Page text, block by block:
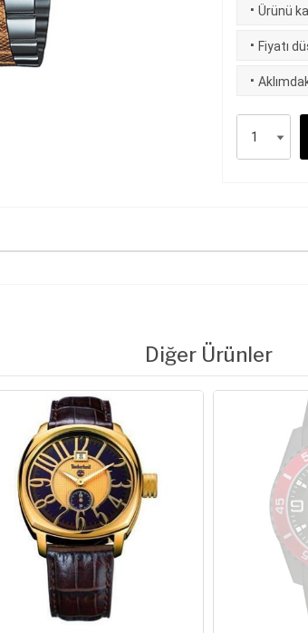
· Ürünü
· Fiyatı
·
Diğer Ürünler